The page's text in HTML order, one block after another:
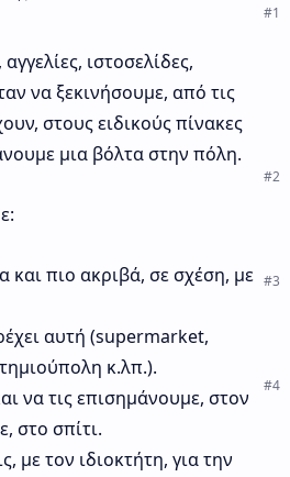
ιστοσελίδες,
να ξεκινήσουμε, από τις
στους ειδικούς πίνακες
μια βόλτα στην πόλη.
και πιο ακριβά, σε σχέση, με
αυτή (supermarket,
κ.λπ.).
να τις επισημάνουμε, στον
στο σπίτι.
με τον ιδιοκτήτη, για την